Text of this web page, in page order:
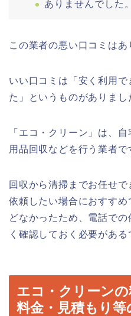
ありませんでした。
この業者の悪い口コミはあ
いい口コミは「安く利用
た」というものがありまし
「エコ・クリーン」は、
用品回収などを行う業者で
回収から清掃までお任せ
依頼したい場合におすす
どなかったため、電話で
く確認しておく必要がある
エコ・クリーン
料金・見積もり等